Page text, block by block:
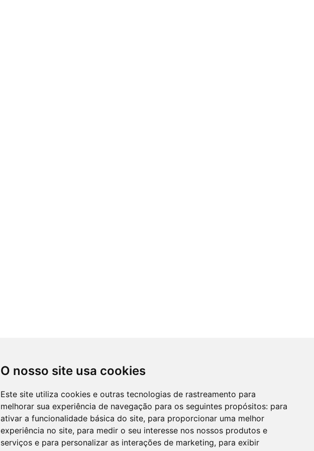
O nosso site usa cookies
Este site utiliza cookies e outras tecnologias de rastreamento para
melhorar sua experiência de navegação para os seguintes propósitos: para
ativar a funcionalidade básica do site, para proporcionar uma melhor
experiência no site, para medir o seu interesse nos nossos produtos e
serviços e para personalizar as interações de marketing, para exibir